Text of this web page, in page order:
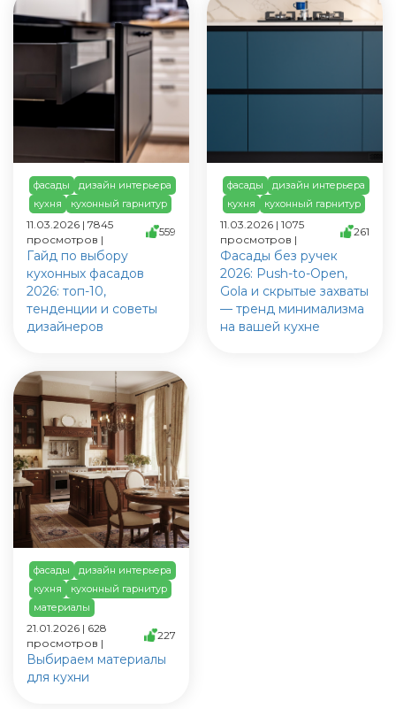
фасады
дизайн интерьера
кухня
кухонный гарнитур
11.03.2026 | 7845
просмотров |
559
Гайд по выбору
кухонных фасадов
2026: топ-10,
тенденции и советы
дизайнеров
фасады
дизайн интерьера
кухня
кухонный гарнитур
11.03.2026 | 1075
просмотров |
261
Фасады без ручек
2026: Push-to-Open,
Gola и скрытые захваты
— тренд минимализма
на вашей кухне
фасады
дизайн интерьера
кухня
кухонный гарнитур
материалы
21.01.2026 | 628
просмотров |
227
Выбираем материалы
для кухни